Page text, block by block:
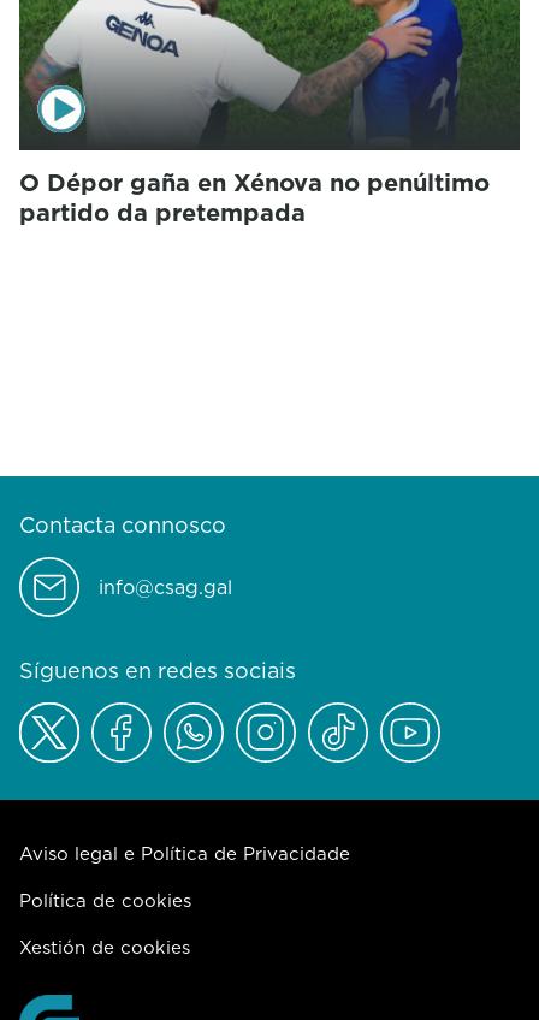
O Dépor gaña en Xénova no penúltimo
partido da pretempada
Contacta connosco
info@csag.gal
Síguenos en redes sociais
Aviso legal e Política de Privacidade
Política de cookies
Xestión de cookies